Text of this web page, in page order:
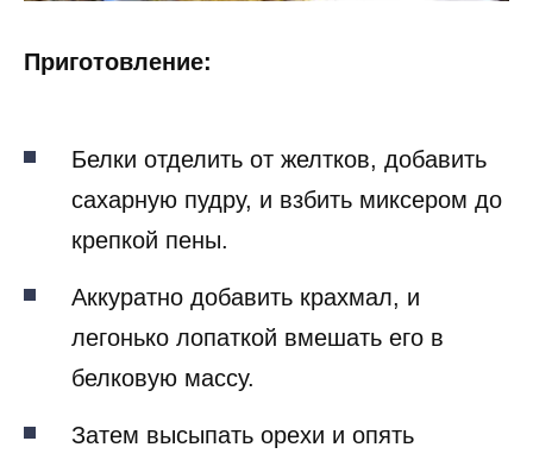
Приготовление:
Белки отделить от желтков, добавить
сахарную пудру, и взбить миксером до
крепкой пены.
Аккуратно добавить крахмал, и
легонько лопаткой вмешать его в
белковую массу.
Затем высыпать орехи и опять